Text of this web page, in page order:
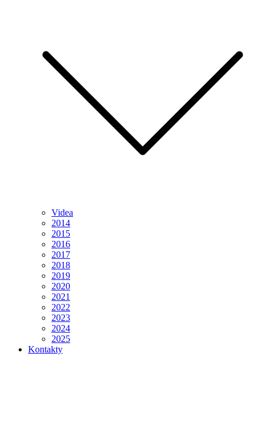
Videa
2014
2015
2016
2017
2018
2019
2020
2021
2022
2023
2024
2025
Kontakty